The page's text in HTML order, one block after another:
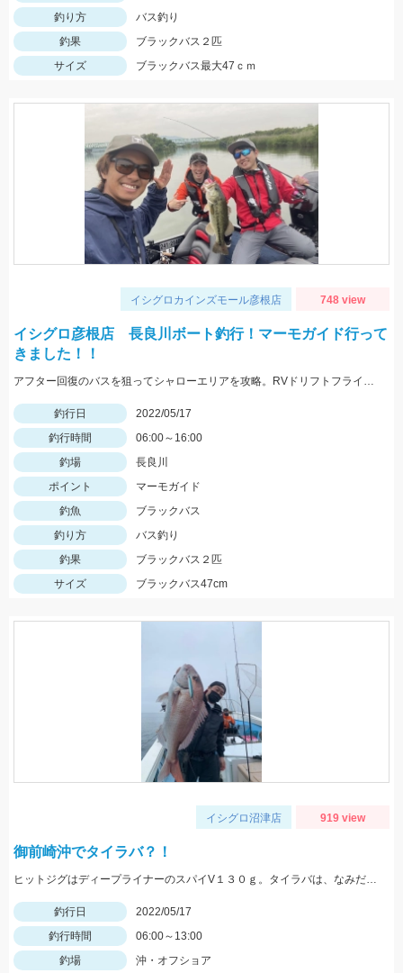
釣り方
バス釣り
釣果
ブラックバス２匹
サイズ
ブラックバス最大47ｃｍ
イシグロカインズモール彦根店 748 view
イシグロ彦根店 長良川ボート釣行！マーモガイド行って
きました！！
アフター回復のバスを狙ってシャローエリアを攻略。RVドリフトフライ、フリックシェイク4.8インチでの釣果でした。
釣行日
2022/05/17
釣行時間
06:00～16:00
釣場
長良川
ポイント
マーモガイド
釣魚
ブラックバス
釣り方
バス釣り
釣果
ブラックバス２匹
サイズ
ブラックバス47cm
イシグロ沼津店 919 view
御前崎沖でタイラバ？！
ヒットジグはディープライナーのスパイV１３０ｇ。タイラバは、なみだまＴＧ８０ｇやビンビン玉１００ｇ等を使用
釣行日
2022/05/17
釣行時間
06:00～13:00
釣場
沖・オフショア